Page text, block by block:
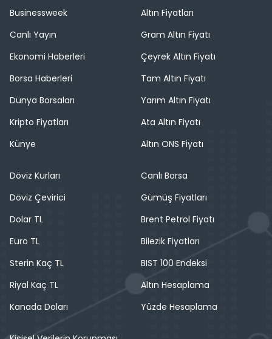
Businessweek
Canlı Yayın
Ekonomi Haberleri
Borsa Haberleri
Dünya Borsaları
Kripto Fiyatları
Künye
Altın Fiyatları
Gram Altın Fiyatı
Çeyrek Altın Fiyatı
Tam Altın Fiyatı
Yarım Altın Fiyatı
Ata Altın Fiyatı
Altın ONS Fiyatı
Döviz Kurları
Döviz Çevirici
Dolar TL
Euro TL
Sterin Kaç TL
Riyal Kaç TL
Kanada Doları
Canlı Borsa
Gümüş Fiyatları
Brent Petrol Fiyatı
Bilezik Fiyatları
BIST 100 Endeksi
Altın Hesaplama
Yüzde Hesaplama